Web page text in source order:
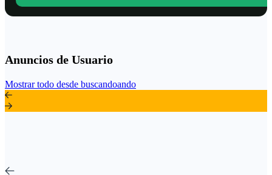
Anuncios de Usuario
Mostrar todo desde buscandoando